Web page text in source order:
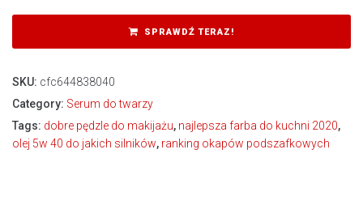
SPRAWDŹ TERAZ!
SKU: cfc644838040
Category: Serum do twarzy
Tags: dobre pędzle do makijażu, najlepsza farba do kuchni 2020,
olej 5w 40 do jakich silników, ranking okapów podszafkowych